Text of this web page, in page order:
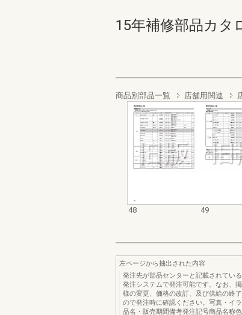
15年補修部品カタ
商品別部品一覧 店舗用関連
48 49
左ページから抽出された内容
発注先が部品センターと記載されてい
発注システムで発注可能です。なお、
様の変更、価格の改訂、及び供給の終
ので発注時に確認ください。写真・イ
品名・販売期間備考発注記号商品名称